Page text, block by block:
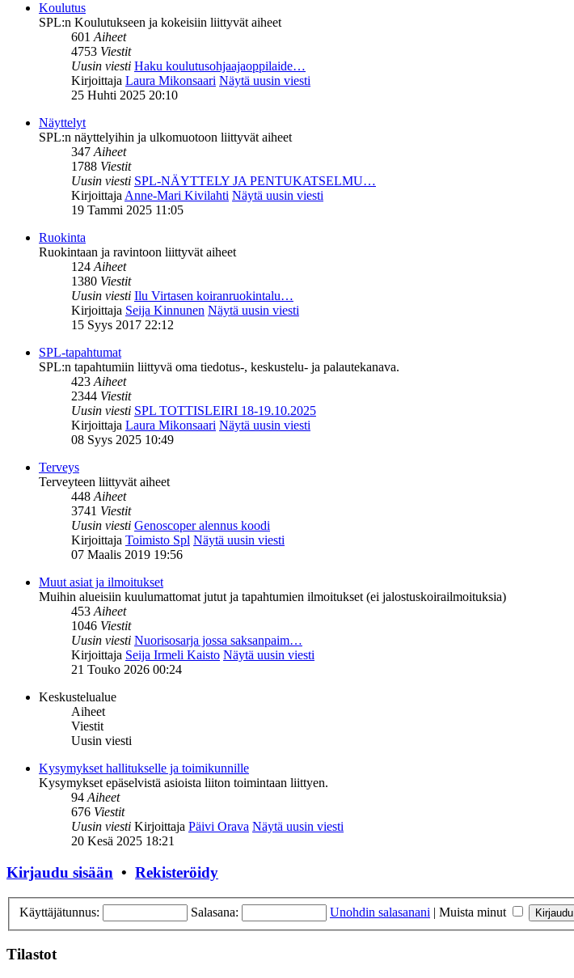
Koulutus
SPL:n Koulutukseen ja kokeisiin liittyvät aiheet
601Aiheet
4753 Viestit
Uusin viesti Haku koulutusohjaajaoppilaide…
Kirjoittaja Laura Mikonsaari Näytä uusin viesti
25 Huhti 2025 20:10
Näyttelyt
SPL:n näyttelyihin ja ulkomuotoon liittyvät aiheet
347Aiheet
1788 Viestit
Uusin viesti SPL-NÄYTTELY JA PENTUKATSELMU…
KirjoittajaAnne-Mari Kivilahti Näytä uusin viesti
19 Tammi 2025 11:05
Ruokinta
Ruokintaan ja ravintoon liittyvät aiheet
124Aiheet
1380 Viestit
Uusin viesti Ilu Virtasen koiranruokintalu…
Kirjoittaja Seija Kinnunen Näytä uusin viesti
15 Syys 2017 22:12
SPL-tapahtumat
SPL:n tapahtumiin liittyvä oma tiedotus-, keskustelu- ja palautekanava.
423Aiheet
2344 Viestit
Uusin viesti SPL TOTTISLEIRI 18-19.10.2025
Kirjoittaja Laura Mikonsaari Näytä uusin viesti
08 Syys 2025 10:49
Terveys
Terveyteen liittyvät aiheet
448Aiheet
3741 Viestit
Uusin viesti Genoscoper alennus koodi
Kirjoittaja Toimisto Spl Näytä uusin viesti
07 Maalis 2019 19:56
Muut asiat ja ilmoitukset
Muihin alueisiin kuulumattomat jutut ja tapahtumien ilmoitukset (ei jalostuskoirailmoituksia)
453Aiheet
1046 Viestit
Uusin viesti Nuorisosarja jossa saksanpaim…
Kirjoittaja Seija Irmeli Kaisto Näytä uusin viesti
21 Touko 2026 00:24
Keskustelualue
Aiheet
Viestit
Uusin viesti
Kysymykset hallitukselle ja toimikunnille
Kysymykset epäselvistä asioista liiton toimintaan liittyen.
94Aiheet
676 Viestit
Uusin viesti Kirjoittaja Päivi Orava Näytä uusin viesti
20 Kesä 2025 18:21
Kirjaudu sisään • Rekisteröidy
Käyttäjätunnus: Salasana: Unohdin salasanani | Muista minut
Tilastot